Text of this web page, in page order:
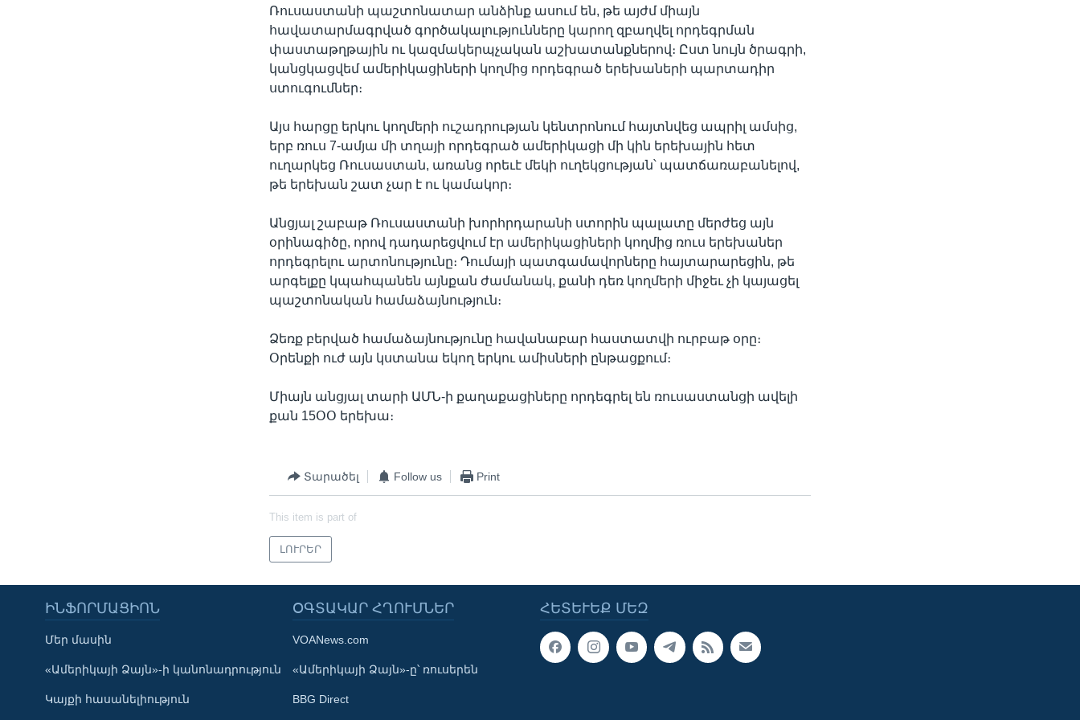
Learning English
ՀԵՏԵՒԵՔ ՄԵԶ
Ռուսաստանի պաշտոնատար անձինք ասում են, թե այժմ միայն
հավատարմագրված գործակալությունները կարող զբաղվել որդեգրման
փաստաթղթային ու կազմակերպչական աշխատանքներով։ Ըստ նույն ծրագրի,
կանցկացվեմ ամերիկացիների կողմից որդեգրած երեխաների պարտադիր
ստուգումներ։
Այս հարցը երկու կողմերի ուշադրության կենտրոնում հայտնվեց ապրիլ ամսից,
երբ ռուս 7-ամյա մի տղայի որդեգրած ամերիկացի մի կին երեխային հետ
ուղարկեց Ռուսաստան, առանց որեւէ մեկի ուղեկցության՝ պատճառաբանելով,
թե երեխան շատ չար է ու կամակոր։
Անցյալ շաբաթ Ռուսաստանի խորհրդարանի ստորին պալատը մերժեց այն
օրինագիծը, որով դադարեցվում էր ամերիկացիների կողմից ռուս երեխաներ
որդեգրելու արտոնությունը։ Դումայի պատգամավորները հայտարարեցին, թե
արգելքը կպահպանեն այնքան ժամանակ, քանի դեռ կողմերի միջեւ չի կայացել
պաշտոնական համաձայնություն։
Ձեռք բերված համաձայնությունը հավանաբար հաստատվի ուրբաթ օրը։
Օրենքի ուժ այն կստանա եկող երկու ամիսների ընթացքում։
Միայն անցյալ տարի ԱՄՆ-ի քաղաքացիները որդեգրել են ռուսաստանցի ավելի
քան 15ՕՕ երեխա։
Տարածել Follow us Print
This item is part of
ԼՈՒՐԵՐ
ՀԵՏԵՒԵՔ ՄԵԶ
ԻՆՖՈՐՄԱՑԻՈՆ
Մեր մասին
«Ամերիկայի Ձայն»-ի կանոնադրություն
Կայքի հասանելիություն
ՕԳՏԱԿԱՐ ՀՂՈՒՄՆԵՐ
VOANews.com
«Ամերիկայի Ձայն»-ը՝ ռուսերեն
BBG Direct